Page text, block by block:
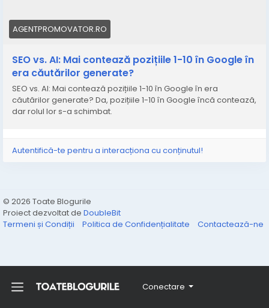
Conectare
AGENTPROMOVATOR.RO
SEO vs. AI: Mai contează pozițiile 1-10 în Google în
era căutărilor generate?
SEO vs. AI: Mai contează pozițiile 1-10 în Google în era
căutărilor generate? Da, pozițiile 1-10 în Google încă contează,
dar rolul lor s-a schimbat.
Autentifică-te pentru a interacționa cu conținutul!
© 2026 Toate Blogurile
Proiect dezvoltat de DoubleBit
Termeni și Condiții
Politica de Confidențialitate Contactează-ne